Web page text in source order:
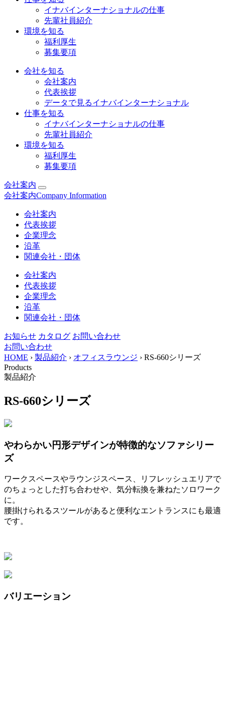
イナバインターナショナルの仕事
先輩社員紹介
環境を知る
福利厚生
募集要項
会社を知る
会社案内
代表挨拶
データで見るイナバインターナショナル
仕事を知る
イナバインターナショナルの仕事
先輩社員紹介
環境を知る
福利厚生
募集要項
会社案内
会社案内Company Information
会社案内
代表挨拶
企業理念
沿革
関連会社・団体
会社案内
代表挨拶
企業理念
沿革
関連会社・団体
お知らせ カタログ お問い合わせ
お問い合わせ
HOME › 製品紹介 › オフィスラウンジ › RS-660シリーズ
Products
製品紹介
RS-660シリーズ
やわらかい円形デザインが特徴的なソファシリー
ズ
ワークスペースやラウンジスペース、リフレッシュエリアで
のちょっとした打ち合わせや、気分転換を兼ねたソロワーク
に。
腰掛けられるスツールがあると便利なエントランスにも最適
です。
バリエーション